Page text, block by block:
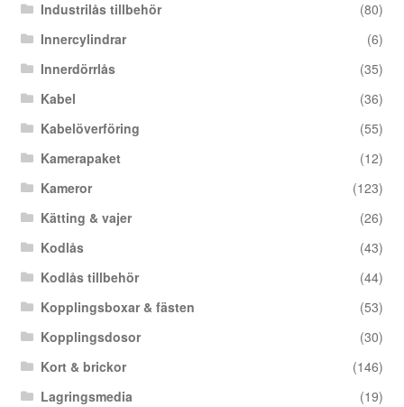
Industrilås tillbehör
(80)
Innercylindrar
(6)
Innerdörrlås
(35)
Kabel
(36)
Kabelöverföring
(55)
Kamerapaket
(12)
Kameror
(123)
Kätting & vajer
(26)
Kodlås
(43)
Kodlås tillbehör
(44)
Kopplingsboxar & fästen
(53)
Kopplingsdosor
(30)
Kort & brickor
(146)
Lagringsmedia
(19)